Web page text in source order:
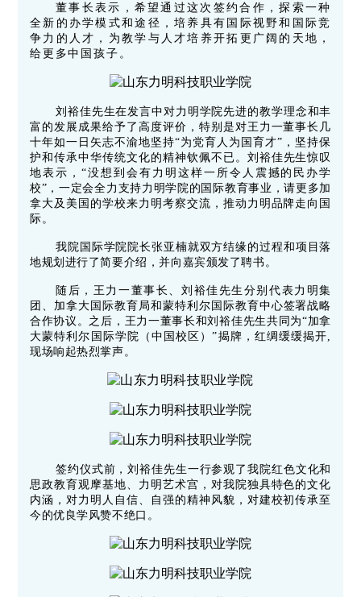
董事长表示，希望通过这次签约合作，探索一种
全新的办学模式和途径，培养具有国际视野和国际竞
争力的人才，为教学与人才培养开拓更广阔的天地，
给更多中国孩子。
刘裕佳先生在发言中对力明学院先进的教学理念和丰
富的发展成果给予了高度评价，特别是对王力一董事长几
十年如一日矢志不渝地坚持“为党育人为国育才”，坚持保
护和传承中华传统文化的精神钦佩不已。 刘裕佳先生惊叹
地表示，“没想到会有力明这样一所令人震撼的民办学
校”，一定会全力支持力明学院的国际教育事业，请更多加
拿大及美国的学校来力明考察交流，推动力明品牌走向国
际。
我院国际学院院长张亚楠就双方结缘的过程和项目落
地规划进行了简要介绍，并向嘉宾颁发了聘书。
随后，王力一董事长、 刘裕佳先生 分别代表力明集
团、加拿大国际教育局和 蒙特利尔国际教育中心签署战略
合作协议。之后， 王力一董事长和刘裕佳先生共同为“加拿
大蒙特利尔国际学院（中国校区）”揭牌，红绸缓缓揭开,
现场响起热烈掌声。
签约仪式前，刘裕佳先生一行参观了我院红色文化和
思政教育观摩基地、力明艺术宫， 对我院独具特色的文化
内涵，对力明人自信、自强的精神风貌，对建校初传承至
今的优良学风赞不绝口。